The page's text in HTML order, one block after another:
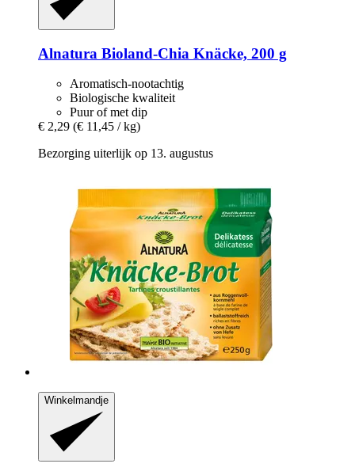
Alnatura Bioland-​Chia Knäcke, 200 g
Aromatisch-nootachtig
Biologische kwaliteit
Puur of met dip
€ 2,29 (€ 11,45 / kg)
Bezorging uiterlijk op 13. augustus
Winkelmandje